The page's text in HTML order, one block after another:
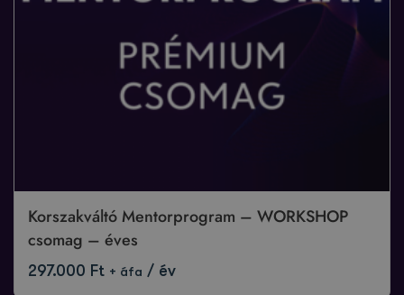
Korszakváltó Mentorprogram – WORKSHOP
csomag – éves
297.000 Ft + áfa / év